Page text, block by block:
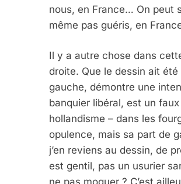
nous, en France… On peut
même pas guéris, en
Il y a autre chose dans
droite. Que le dessin ait
gauche, démontre une
banquier libéral, est un
hollandisme – dans les
opulence, mais sa part de
j’en reviens au dessin, de
est gentil, pas un usurier